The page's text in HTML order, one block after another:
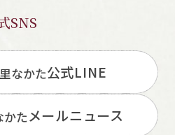
SNS
なかた公式LINE
かたメールニュース